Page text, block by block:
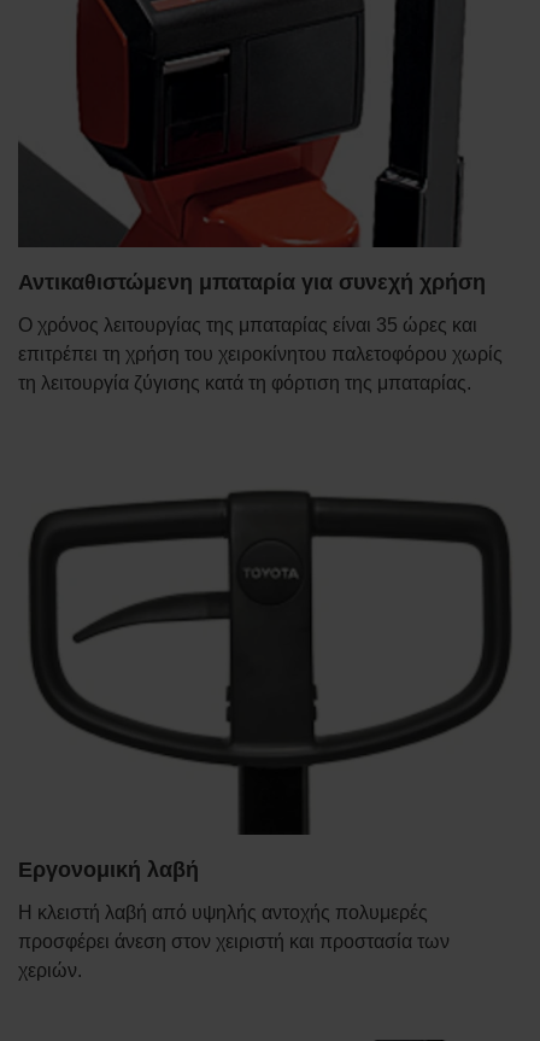
Αντικαθιστώμενη μπαταρία για συνεχή χρήση
Ο χρόνος λειτουργίας της μπαταρίας είναι 35 ώρες και
επιτρέπει τη χρήση του χειροκίνητου παλετοφόρου χωρίς
τη λειτουργία ζύγισης κατά τη φόρτιση της μπαταρίας.
Εργονομική λαβή
Η κλειστή λαβή από υψηλής αντοχής πολυμερές
προσφέρει άνεση στον χειριστή και προστασία των
χεριών.